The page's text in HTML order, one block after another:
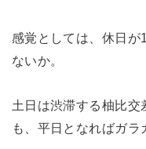
感覚としては、休日が
ないか。
土日は渋滞する柚比交
も、平日となればガラ